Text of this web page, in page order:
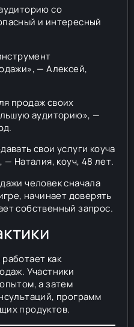
со
и интересный
— Алексей,
продаж своих
аудиторию», —
свои услуги коуча
Наталия, коуч, 48 лет.
человек сначала
начинает доверять
собственный запрос.
как
Участники
а затем
программ
продуктов.